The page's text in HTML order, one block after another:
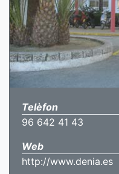
Telèfon
96 642 41 43
Web
http://www.denia.es